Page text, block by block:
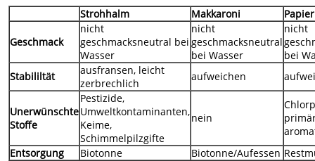
Strohhalm Makkaroni Papier
Geschmack
nicht
geschmacksneutral bei
Wasser
nicht
geschmacksneutral
bei Wasser
nicht
bei
Stabililtät
ausfransen, leicht
zerbrechlich
aufweichen
Unerwünschte
Stoffe
Pestizide,
Umweltkontaminanten,
Keime,
Schimmelpilzgifte
nein
Entsorgung
Biotonne Biotonne/Aufessen